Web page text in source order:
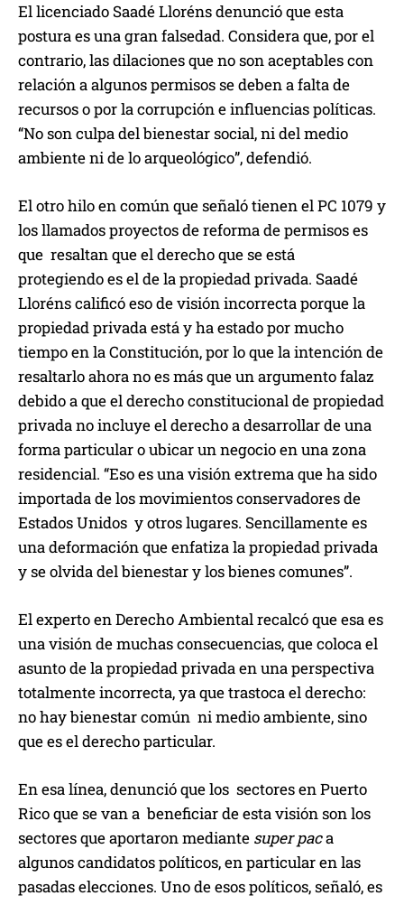
El licenciado Saadé Lloréns denunció que esta
postura es una gran falsedad. Considera que, por el
contrario, las dilaciones que no son aceptables con
relación a algunos permisos se deben a falta de
recursos o por la corrupción e influencias políticas.
“No son culpa del bienestar social, ni del medio
ambiente ni de lo arqueológico”, defendió.
El otro hilo en común que señaló tienen el PC 1079 y
los llamados proyectos de reforma de permisos es
que resaltan que el derecho que se está
protegiendo es el de la propiedad privada. Saadé
Lloréns calificó eso de visión incorrecta porque la
propiedad privada está y ha estado por mucho
tiempo en la Constitución, por lo que la intención de
resaltarlo ahora no es más que un argumento falaz
debido a que el derecho constitucional de propiedad
privada no incluye el derecho a desarrollar de una
forma particular o ubicar un negocio en una zona
residencial. “Eso es una visión extrema que ha sido
importada de los movimientos conservadores de
Estados Unidos y otros lugares. Sencillamente es
una deformación que enfatiza la propiedad privada
y se olvida del bienestar y los bienes comunes”.
El experto en Derecho Ambiental recalcó que esa es
una visión de muchas consecuencias, que coloca el
asunto de la propiedad privada en una perspectiva
totalmente incorrecta, ya que trastoca el derecho:
no hay bienestar común ni medio ambiente, sino
que es el derecho particular.
En esa línea, denunció que los sectores en Puerto
Rico que se van a beneficiar de esta visión son los
sectores que aportaron mediante super paca
algunos candidatos políticos, en particular en las
pasadas elecciones. Uno de esos políticos, señaló, es